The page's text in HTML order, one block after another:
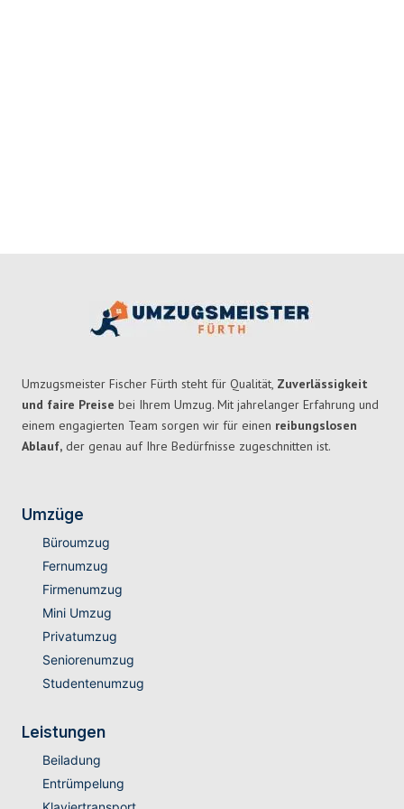
Umzugsmeister Fischer Fürth steht für Qualität, Zuverlässigkeit
und faire Preise bei Ihrem Umzug. Mit jahrelanger Erfahrung und
einem engagierten Team sorgen wir für einen reibungslosen
Ablauf, der genau auf Ihre Bedürfnisse zugeschnitten ist.
Umzüge
Büroumzug
Fernumzug
Firmenumzug
Mini Umzug
Privatumzug
Seniorenumzug
Studentenumzug
Leistungen
Beiladung
Entrümpelung